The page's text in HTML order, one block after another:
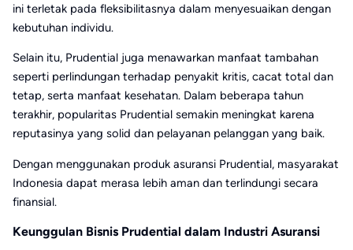
ini terletak pada fleksibilitasnya dalam menyesuaikan dengan
kebutuhan individu.
Selain itu, Prudential juga menawarkan manfaat tambahan
seperti perlindungan terhadap penyakit kritis, cacat total dan
tetap, serta manfaat kesehatan. Dalam beberapa tahun
terakhir, popularitas Prudential semakin meningkat karena
reputasinya yang solid dan pelayanan pelanggan yang baik.
Dengan menggunakan produk asuransi Prudential, masyarakat
Indonesia dapat merasa lebih aman dan terlindungi secara
finansial.
Keunggulan Bisnis Prudential dalam Industri Asuransi